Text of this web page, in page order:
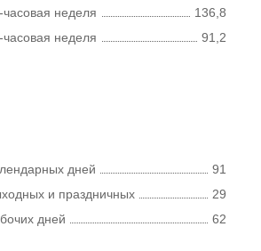
часовая неделя
136,8
часовая неделя
91,2
дней
91
и праздничных
29
дней
62